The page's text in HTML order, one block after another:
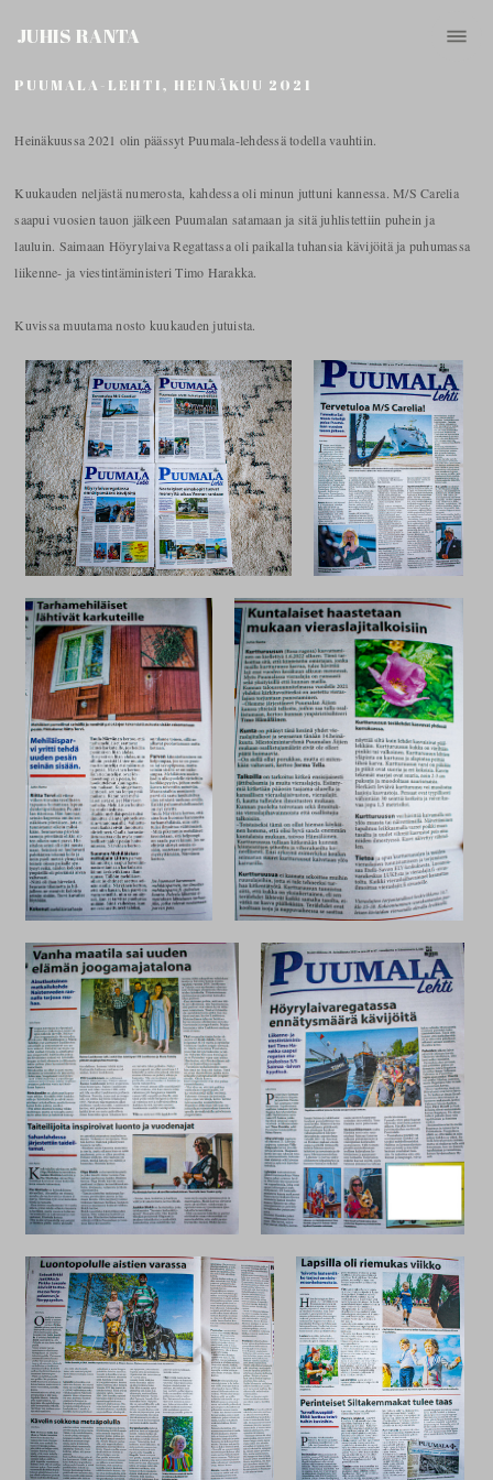
JUHIS RANTA
PUUMALA-LEHTI, HEINÄKUU 2021
Heinäkuussa 2021 olin päässyt Puumala-lehdessä todella vauhtiin.
Kuukauden neljästä numerosta, kahdessa oli minun juttuni kannessa. M/S Carelia
saapui vuosien tauon jälkeen Puumalan satamaan ja sitä juhlistettiin puhein ja
lauluin. Saimaan Höyrylaiva Regattassa oli paikalla tuhansia kävijöitä ja puhumassa
liikenne- ja viestintäministeri Timo Harakka.
Kuvissa muutama nosto kuukauden jutuista.